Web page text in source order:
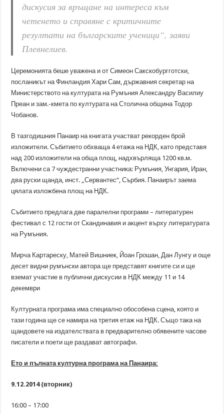
дискусия за връщане на интереса към
четенето и справяне с критичните
резултати на българските ученици“, заяви
Плевнелиев.
Церемонията беше уважена и от Симеон Сакскобургготски,
посланикът на Финландия Хари Сам, държавния секретар на
Министерството на културата на Румъния Александру Василиу
Преан и зам.-кмета по културата на Столична община Тодор
Чобанов.
В тазгодишния Панаир на книгата участват рекорден брой
изложители. Събитието обхваща 4 етажа на НДК, като представя
над 200 изложители на обща площ, надхвърляща 1200 кв.м.
Включени са 7 чуждестранни участника: Румъния, Унгария, Иран,
два руски щанда, инст. „Сервантес“, Сърбия. Панаирът заема
цялата изложбена площ на НДК.
Събитието предлага две паралелни програми – литературен
фестивал с 12 гости от Скандинавия и акцент върху литературата
на Румъния.
Мирча Картареску, Матей Вишниек, Йоан Грошан, Дан Лунгу и още
десет видни румънски автора ще представят книгите си и ще
вземат участие в публични дискусии в НДК между 11 и 14
декември
Културната програма има специално обособена сцена, която и
тази година ще се намира на третия етаж на НДК. Също така на
щандовете на издателствата в предварително обявените часове
писатели и поети ще раздават автографи.
Ето и пълната културна програма на Панаира:
9.12.2014 (вторник)
16:00 – 17:00